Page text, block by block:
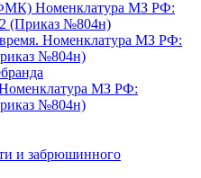
Номенклатура МЗ РФ:
(Приказ №804н)
Номенклатура МЗ РФ:
№804н)
МЗ РФ:
№804н)
и забрюшинного